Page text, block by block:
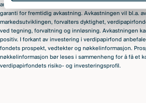
anbefalinger om kjøp eller salg av verdipapirer. Historisk
garanti for fremtidig avkastning. Avkastningen vil bl.a.
markedsutviklingen, forvalters dyktighet,
ved tegning, forvaltning og innløsning. Avkastningen
positiv. I forkant av investering i verdipapirfond
fondets prospekt, vedtekter og nøkkelinformasjon.
nøkkelinformasjon bør leses i sammenheng for å få et
verdipapirfondets risiko- og investeringsprofil.